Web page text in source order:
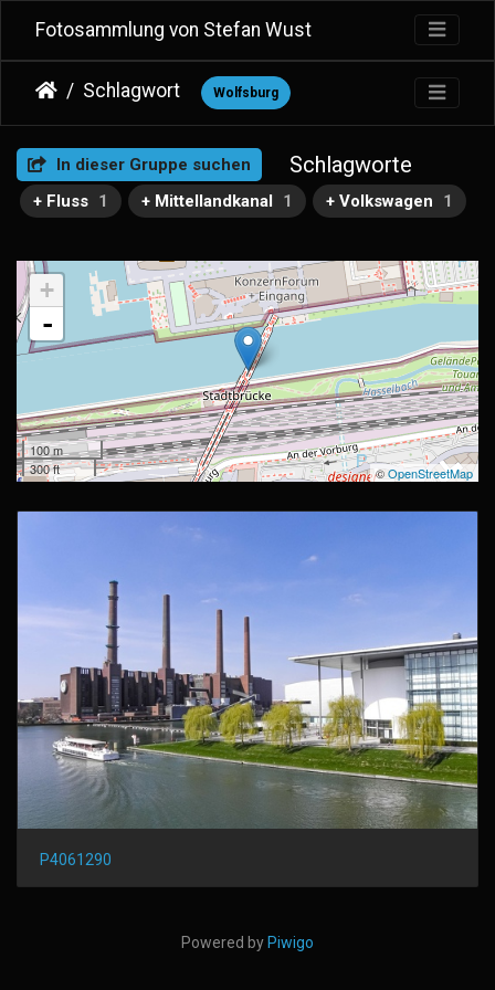
Fotosammlung von Stefan Wust
Schlagwort Wolfsburg
In dieser Gruppe suchen Schlagworte
+ Fluss 1 + Mittellandkanal 1 + Volkswagen 1
+
-
100 m
300 ft
©OpenStreetMap
P4061290
Powered by Piwigo